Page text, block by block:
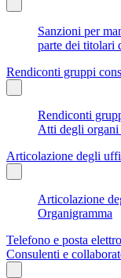
Sanzioni per
parte dei titolari
Rendiconti gruppi
Rendiconti
Atti degli
Articolazione degli
Articolazione
Organigramma
Telefono e posta
Consulenti e